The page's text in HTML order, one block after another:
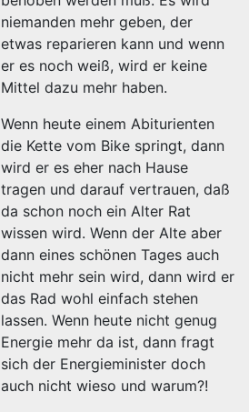
niemanden mehr geben, der
etwas reparieren kann und wenn
er es noch weiß, wird er keine
Mittel dazu mehr haben.
Wenn heute einem Abiturienten
die Kette vom Bike springt, dann
wird er es eher nach Hause
tragen und darauf vertrauen, daß
da schon noch ein Alter Rat
wissen wird. Wenn der Alte aber
dann eines schönen Tages auch
nicht mehr sein wird, dann wird er
das Rad wohl einfach stehen
lassen. Wenn heute nicht genug
Energie mehr da ist, dann fragt
sich der Energieminister doch
auch nicht wieso und warum?!